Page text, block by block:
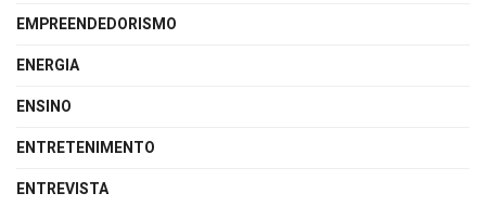
EMPREENDEDORISMO
ENERGIA
ENSINO
ENTRETENIMENTO
ENTREVISTA